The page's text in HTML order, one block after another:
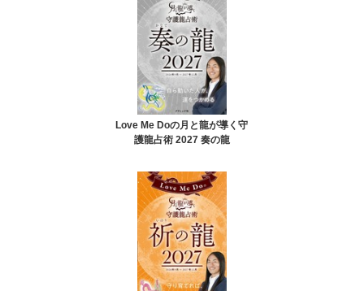
Love Me Doの月と龍が導く守
護龍占術 2027 奏の龍